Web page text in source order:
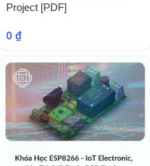
Project [PDF]
0 ₫